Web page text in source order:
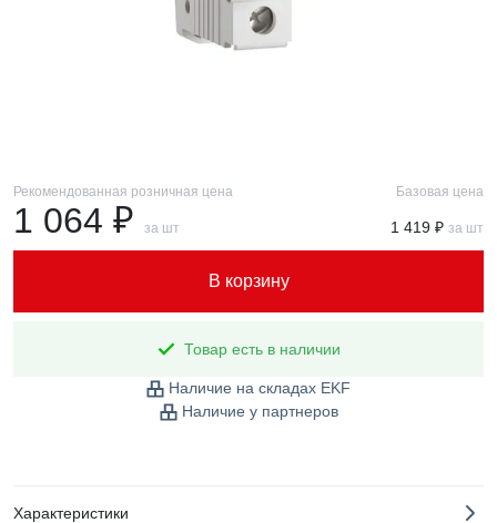
Рекомендованная розничная цена
1 064 ₽ за шт
Базовая цена
1 419 ₽ за шт
В корзину
Товар есть в наличии
Наличие на складах EKF
Наличие у партнеров
Характеристики